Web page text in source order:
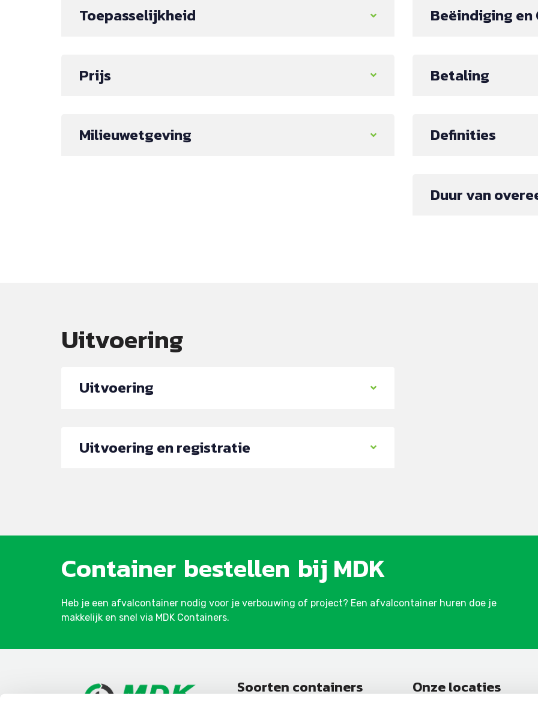
Toepasselijkheid
Prijs
Milieuwetgeving
Beëindiging
Betaling
Definities
Duur van
Uitvoering
Uitvoering
Uitvoering en registratie
Container bestellen bij MDK
Heb je een afvalcontainer nodig voor je verbouwing of project? Een afvalcontainer huren doe je
makkelijk en snel via MDK Containers.
Soorten containers Onze locaties